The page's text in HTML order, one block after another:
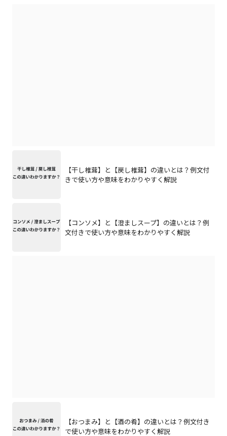
【干し椎茸】と【戻し椎茸】の違いとは？例文付
きで使い方や意味をわかりやすく解説
【コンソメ】と【澄ましスープ】の違いとは？例
文付きで使い方や意味をわかりやすく解説
【おつまみ】と【酒の肴】の違いとは？例文付き
で使い方や意味をわかりやすく解説